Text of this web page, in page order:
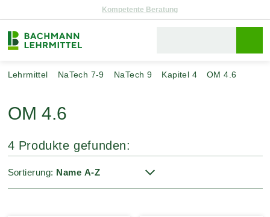
Reparaturservice
Lehrmittel NaTech 7-9 NaTech 9 Kapitel 4 OM 4.6
OM 4.6
4 Produkte gefunden:
Sortierung: